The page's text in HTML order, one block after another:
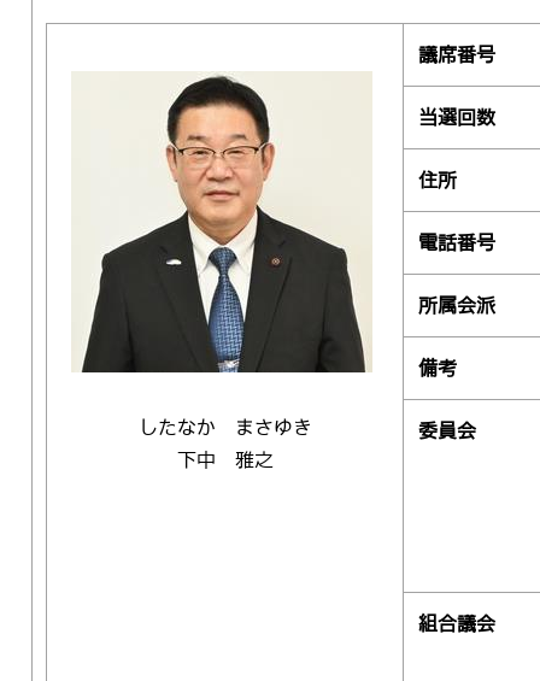
したなか まさゆき
下中 雅之
議席番号
当選回数
住所
電話番号
所属会派
備考
委員会
組合議会